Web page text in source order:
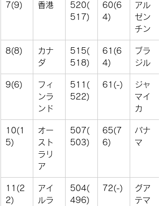
7(9) 香港
520(
517)
60(6
4)
アル
ゼン
チン
8(8)
カナ
ダ
515(
518)
61(6
4)
ブラ
ジル
9(6)
フィ
ンラ
ンド
511(
522)
61(-)
ジャ
マイ
カ
10(1
5)
オー
スト
ラリ
ア
507(
503)
65(7
6)
パナ
マ
11(2
2)
アイ
ルラ
504(
496)
72(-)
グア
テマ